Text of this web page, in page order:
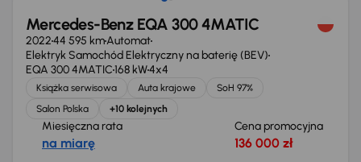
Mercedes-Benz EQA 300 4MATIC
202244 595 kmAutomat
Elektryk Samochód Elektryczny na baterię (BEV)
EQA 300 4MATIC168 kW4x4
Książka serwisowa Auta krajowe
SoH 97%
Salon Polska
+10 kolejnych
Miesięczna rata
na miarę
Cena promocyjna
136 000 zł